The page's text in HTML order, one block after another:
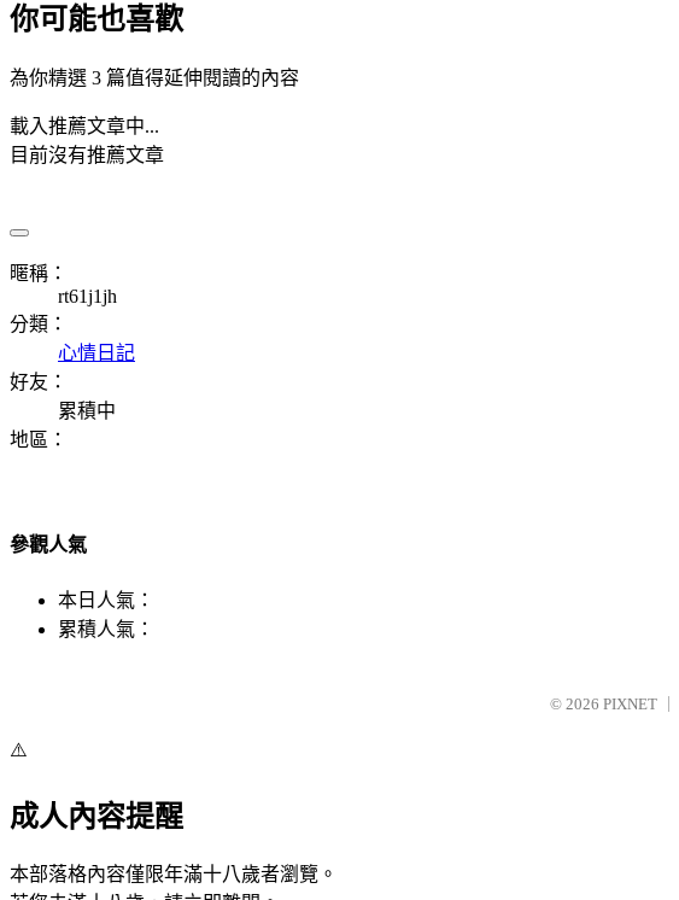
你可能也喜歡
為你精選 3 篇值得延伸閱讀的內容
載入推薦文章中...
目前沒有推薦文章
暱稱：
rt61j1jh
分類：
心情日記
好友：
累積中
地區：
參觀人氣
本日人氣：
累積人氣：
© 2026 PIXNET
⚠️
成人內容提醒
本部落格內容僅限年滿十八歲者瀏覽。